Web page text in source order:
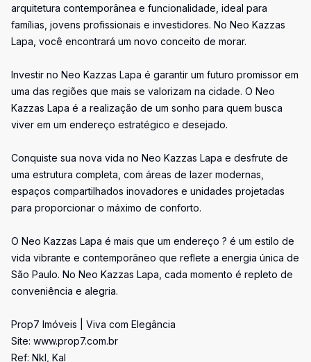
arquitetura contemporânea e funcionalidade, ideal para
famílias, jovens profissionais e investidores. No Neo Kazzas
Lapa, você encontrará um novo conceito de morar.
Investir no Neo Kazzas Lapa é garantir um futuro promissor em
uma das regiões que mais se valorizam na cidade. O Neo
Kazzas Lapa é a realização de um sonho para quem busca
viver em um endereço estratégico e desejado.
Conquiste sua nova vida no Neo Kazzas Lapa e desfrute de
uma estrutura completa, com áreas de lazer modernas,
espaços compartilhados inovadores e unidades projetadas
para proporcionar o máximo de conforto.
O Neo Kazzas Lapa é mais que um endereço ? é um estilo de
vida vibrante e contemporâneo que reflete a energia única de
São Paulo. No Neo Kazzas Lapa, cada momento é repleto de
conveniência e alegria.
Prop7 Imóveis | Viva com Elegância
Site: www.prop7.com.br
Ref: Nkl, Kal